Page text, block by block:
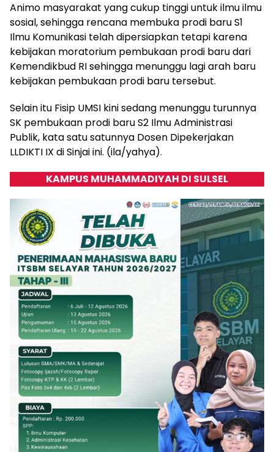
Animo masyarakat yang cukup tinggi untuk ilmu ilmu
sosial, sehingga rencana membuka prodi baru S1
Ilmu Komunikasi telah dipersiapkan tetapi karena
kebijakan moratorium pembukaan prodi baru dari
Kemendikbud RI sehingga menunggu lagi arah baru
kebijakan pembukaan prodi baru tersebut.
Selain itu Fisip UMSI kini sedang menunggu turunnya
SK pembukaan prodi baru S2 Ilmu Administrasi
Publik, kata satu satunnya Dosen Dipekerjakan
LLDIKTI IX di Sinjai ini. (ila/yahya).
KAMPUS MUHAMMADIYAH DI SULSEL